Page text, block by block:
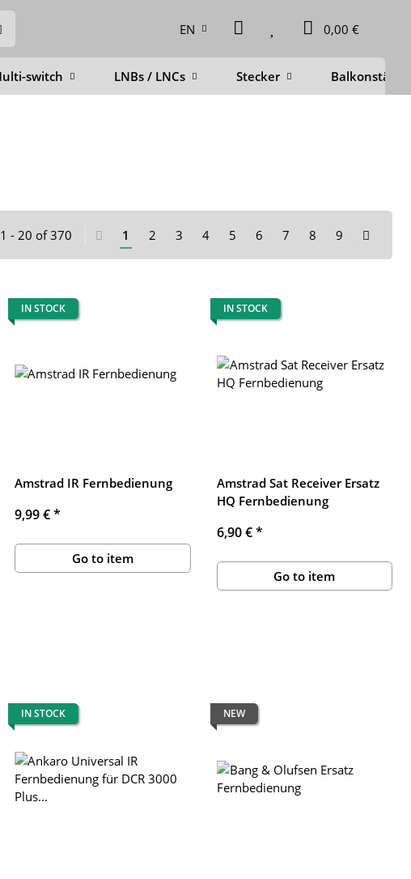
EN 0,00 €
switch LNBs / LNCs Stecker
- 20 of 370 1 2 3 4 5 6 7 8 9
IN STOCK
Amstrad IR Fernbedienung
9,99 €*
Go to item
IN STOCK
Amstrad Sat Receiver Ersatz
HQ Fernbedienung
6,90 €*
Go to item
IN STOCK NEW